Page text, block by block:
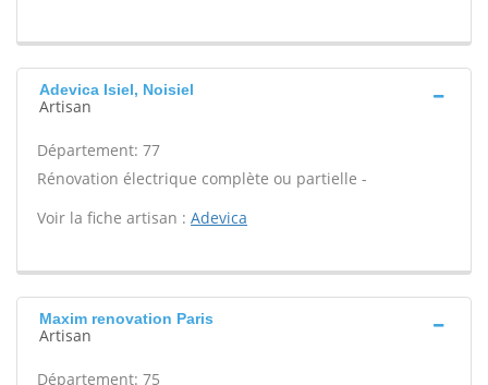
Adevica Isiel, Noisiel
Artisan
Département: 77
Rénovation électrique complète ou partielle -
Voir la fiche artisan : Adevica
Maxim renovation Paris
Artisan
Département: 75